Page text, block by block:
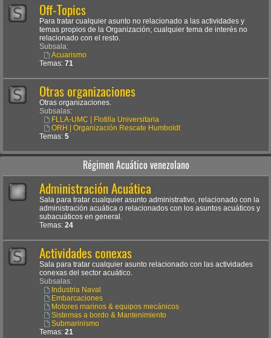
Off-Topics
Para tratar cualquier asunto no relacionado a las actividades y
temas propios de la Organización; cualquier tema de interés no
relacionado con el resto.
Subsala:
Acuarismo
Temas: 71
Otras organizaciones
Otras organizaciones.
Subsalas:
FLLA-UMC | Flotilla Universitaria
ORH | Organización Rescate Humboldt
Temas: 5
Régimen Acuático venezolano
Administración Acuática
Sala para tratar cualquier asunto administrativo, relacionado con la
administración acuática o relacionados con los asuntos acuáticos y
subacuáticos en general.
Temas: 24
Actividades conexas
Sala para tratar cualquier asunto relacionado con las actividades
conexas del sector acuático.
Subsalas:
Industria Naval
Embarcaciones
Motores marinos & equipos mecánicos
Sistemas a bordo & Mantenimiento
Submarinismo
Temas: 21